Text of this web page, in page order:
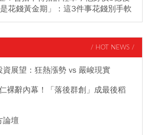
花錢黃金期」：這3件事花錢別手軟
/ HOT NEWS /
展望：狂熱漲勢 vs 嚴峻現實
裸辭內幕！「落後群創」成最後稻
論壇